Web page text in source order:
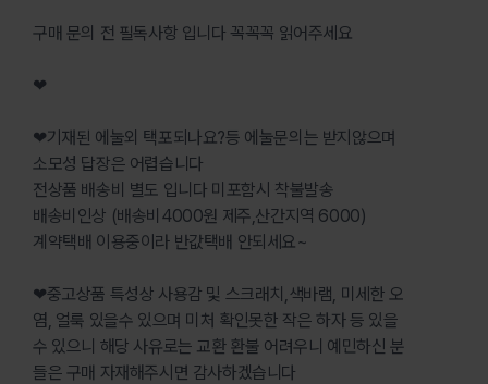
구매 문의 전 필독사항 입니다 꼭꼭꼭 읽어주세요
❤
❤기재된 에눌외 택포되나요?등 에눌문의는 받지않으며
소모성 답장은 어렵습니다
전상품 배송비 별도 입니다 미포함시 착불발송
배송비인상 (배송비4000원 제주,산간지역 6000)
계약택배 이용중이라 반값택배 안되세요~
❤중고상품 특성상 사용감 및 스크래치,색바램, 미세한 오
염, 얼룩 있을수 있으며 미처 확인못한 작은 하자 등 있을
수 있으니 해당 사유로는 교환 환불 어려우니 예민하신 분
들은 구매 자재해주시면 감사하겠습니다